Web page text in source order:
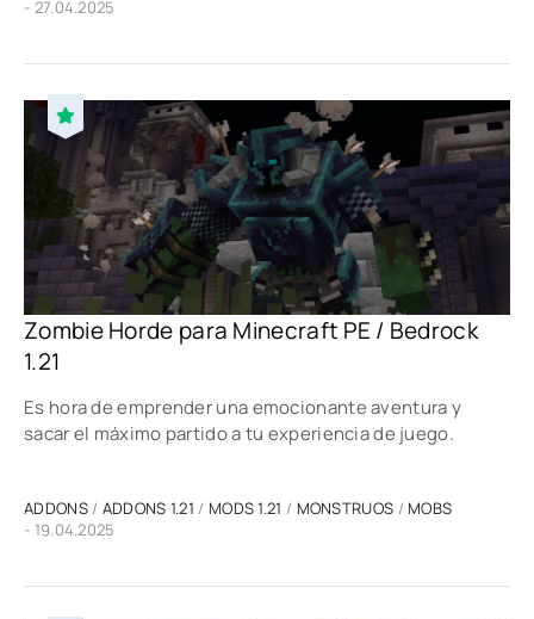
- 27.04.2025
Zombie Horde para Minecraft PE / Bedrock
1.21
Es hora de emprender una emocionante aventura y
sacar el máximo partido a tu experiencia de juego.
ADDONS/ ADDONS 1.21 / MODS 1.21 / MONSTRUOS / MOBS
- 19.04.2025